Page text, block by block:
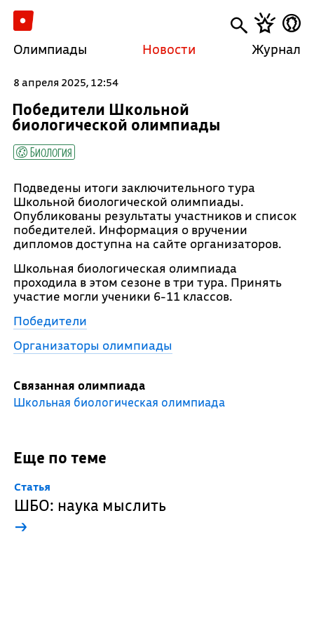
Олимпиады Новости Журнал
8 апреля 2025, 12:54
Победители Школьной
биологической олимпиады
Биология
Подведены итоги заключительного тура
Школьной биологической олимпиады.
Опубликованы результаты участников и список
победителей. Информация о вручении
дипломов доступна на сайте организаторов.
Школьная биологическая олимпиада
проходила в этом сезоне в три тура. Принять
участие могли ученики 6-11 классов.
Победители
Организаторы олимпиады
Связанная олимпиада
Школьная биологическая олимпиада
Еще по теме
Cтатья
ШБО: наука мыслить
→